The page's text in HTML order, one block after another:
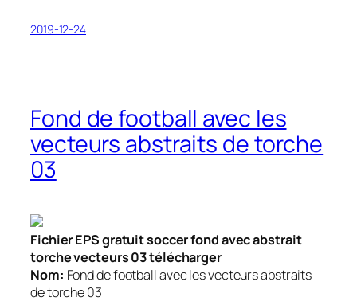
2019-12-24
Fond de football avec les
vecteurs abstraits de torche
03
Fichier EPS gratuit soccer fond avec abstrait
torche vecteurs 03 télécharger
Nom: Fond de football avec les vecteurs abstraits
de torche 03